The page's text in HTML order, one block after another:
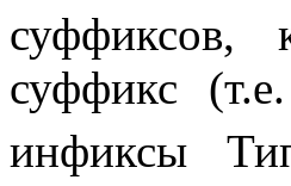
суффиксов,
суффикс
инфиксы